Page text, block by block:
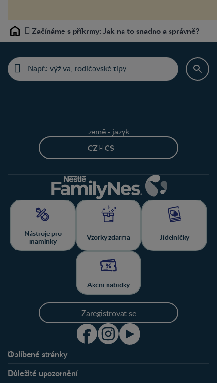
Home Začínáme s příkrmy: Jak na to snadno a správně?
země - jazyk
CZ - CS
Nástroje pro
maminky
Vzorky zdarma Jídelníčky
Akční nabídky
Zaregistrovat se
Oblíbené stránky
O nás
Důležité upozornění